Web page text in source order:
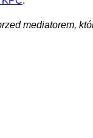
mediatorem,